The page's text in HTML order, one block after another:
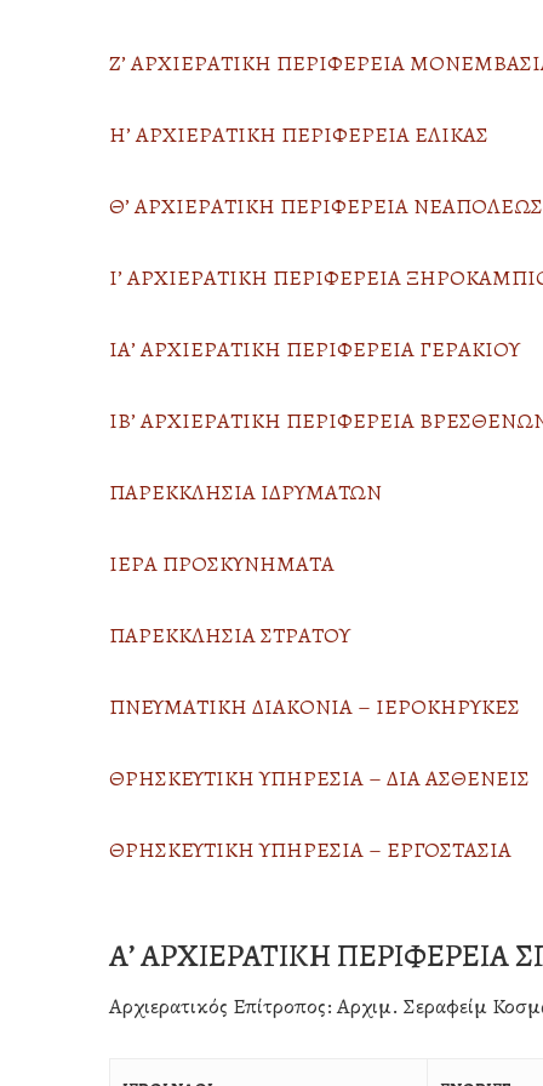
Hit enter to search or ESC to close
Ζ’ ΑΡΧΙΕΡΑΤΙΚΗ ΠΕΡΙΦΕΡΕΙΑ
Η’ ΑΡΧΙΕΡΑΤΙΚΗ ΠΕΡΙΦΕΡΕΙΑ ΕΛΙΚΑΣ
Θ’ ΑΡΧΙΕΡΑΤΙΚΗ ΠΕΡΙΦΕΡΕΙΑ ΝΕΑΠΟΛΕΩΣ
Ι’ ΑΡΧΙΕΡΑΤΙΚΗ ΠΕΡΙΦΕΡΕΙΑ
ΙΑ’ ΑΡΧΙΕΡΑΤΙΚΗ ΠΕΡΙΦΕΡΕΙΑ ΓΕΡΑΚΙΟΥ
ΙΒ’ ΑΡΧΙΕΡΑΤΙΚΗ ΠΕΡΙΦΕΡΕΙΑ
ΠΑΡΕΚΚΛΗΣΙΑ ΙΔΡΥΜΑΤΩΝ
ΙΕΡΑ ΠΡΟΣΚΥΝΗΜΑΤΑ
ΠΑΡΕΚΚΛΗΣΙΑ ΣΤΡΑΤΟΥ
ΠΝΕΥΜΑΤΙΚΗ ΔΙΑΚΟΝΙΑ – ΙΕΡΟΚΗΡΥΚΕΣ
ΘΡΗΣΚΕΥΤΙΚΗ ΥΠΗΡΕΣΙΑ – ΔΙΑ ΑΣΘΕΝΕΙΣ
ΘΡΗΣΚΕΥΤΙΚΗ ΥΠΗΡΕΣΙΑ – ΕΡΓΟΣΤΑΣΙΑ
Α’ ΑΡΧΙΕΡΑΤΙΚΗ ΠΕΡΙΦΕΡΕΙΑ
Αρχιερατικός Επίτροπος: Αρχιμ. Σεραφείμ